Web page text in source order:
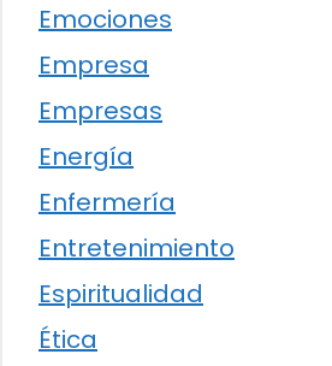
Emociones
Empresa
Empresas
Energía
Enfermería
Entretenimiento
Espiritualidad
Ética